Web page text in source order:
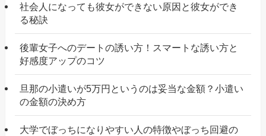
社会人になっても彼女ができない原因と彼女ができ
る秘訣
後輩女子へのデートの誘い方！スマートな誘い方と
好感度アップのコツ
旦那の小遣いが5万円というのは妥当な金額？小遣い
の金額の決め方
大学でぼっちになりやすい人の特徴やぼっち回避の